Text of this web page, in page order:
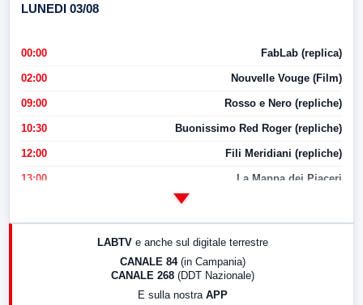
LUNEDI 03/08
00:00 FabLab (replica)
02:00 Nouvelle Vouge (Film)
09:00 Rosso e Nero (repliche)
10:30 Buonissimo Red Roger (repliche)
12:00 Fili Meridiani (repliche)
13:00 La Mappa dei Piaceri
LABTV e anche sul digitale terrestre
CANALE 84 (in Campania)
CANALE 268 (DDT Nazionale)
E sulla nostra APP